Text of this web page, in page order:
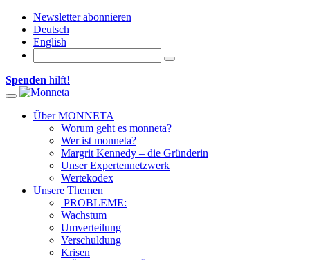
Newsletter abonnieren
Deutsch
English
Spenden hilft!
Toggle navigation
Über MONNETA
Worum geht es monneta?
Wer ist monneta?
Margrit Kennedy – die Gründerin
Unser Expertennetzwerk
Wertekodex
Unsere Themen
PROBLEME:
Wachstum
Umverteilung
Verschuldung
Krisen